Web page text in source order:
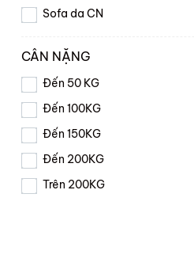
Sofa da CN
CÂN NẶNG
Đến 50 KG
Đến 100KG
Đến 150KG
Đến 200KG
Trên 200KG